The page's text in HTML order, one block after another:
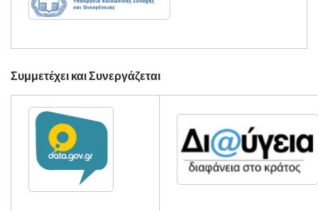
Συμμετέχει και Συνεργάζεται